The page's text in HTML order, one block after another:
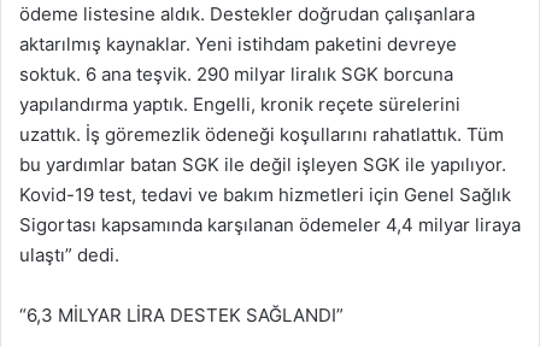
ödeme listesine aldık. Destekler doğrudan çalışanlara
aktarılmış kaynaklar. Yeni istihdam paketini devreye
soktuk. 6 ana teşvik. 290 milyar liralık SGK borcuna
yapılandırma yaptık. Engelli, kronik reçete sürelerini
uzattık. İş göremezlik ödeneği koşullarını rahatlattık. Tüm
bu yardımlar batan SGK ile değil işleyen SGK ile yapılıyor.
Kovid-19 test, tedavi ve bakım hizmetleri için Genel Sağlık
Sigortası kapsamında karşılanan ödemeler 4,4 milyar liraya
ulaştı” dedi.
“6,3 MİLYAR LİRA DESTEK SAĞLANDI”